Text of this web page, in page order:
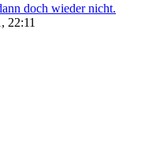
doch wieder nicht.
22:11